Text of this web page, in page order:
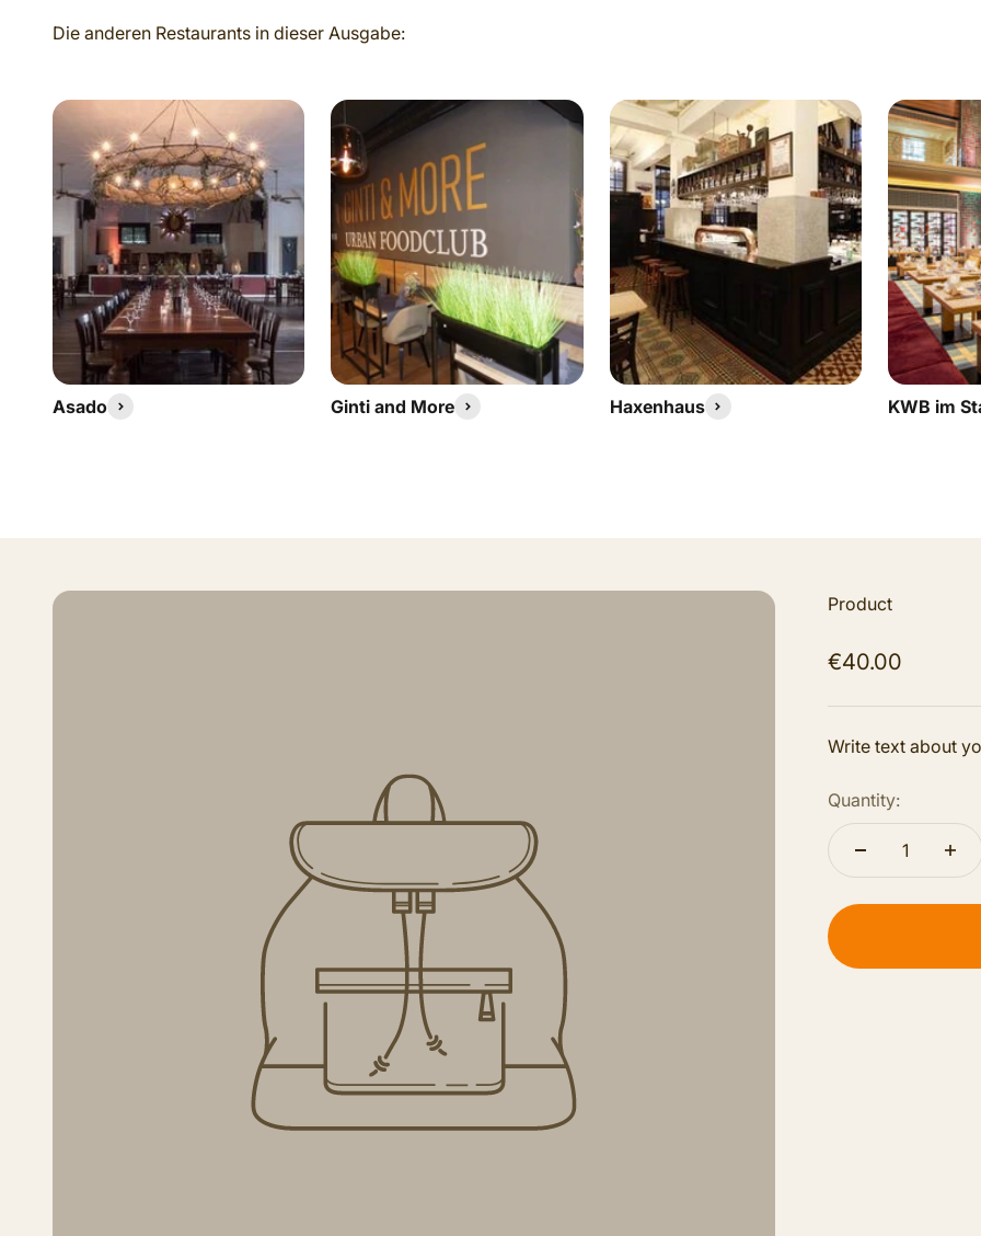
Asado Ginti and More Haxenhaus KWB im
Product
€40.00
Write text about
Quantity: